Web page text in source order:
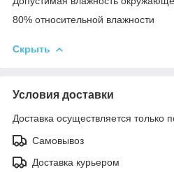
80% относительной влажности
Скрыть
Условия доставки
Доставка осуществляется только
Самовывоз
Доставка курьером